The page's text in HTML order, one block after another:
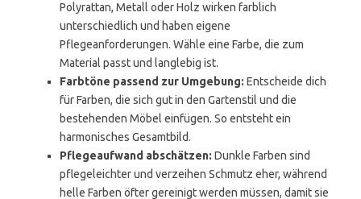
Polyrattan, Metall oder Holz wirken farblich
unterschiedlich und haben eigene
Pflegeanforderungen. Wähle eine Farbe, die zum
Material passt und langlebig ist.
Farbtöne passend zur Umgebung: Entscheide dich
für Farben, die sich gut in den Gartenstil und die
bestehenden Möbel einfügen. So entsteht ein
harmonisches Gesamtbild.
Pflegeaufwand abschätzen: Dunkle Farben sind
pflegeleichter und verzeihen Schmutz eher, während
helle Farben öfter gereinigt werden müssen, damit sie